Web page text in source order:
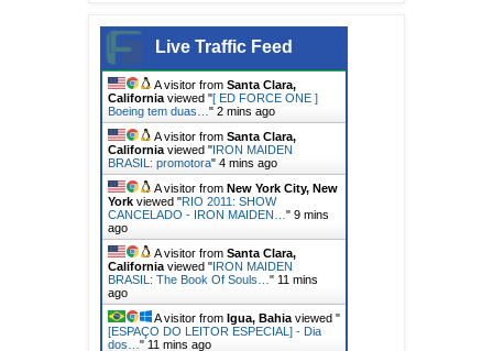
Live Traffic Feed
A visitor from Goiania, Goias
viewed "[ IRON MAIDEN ] - Detalhes
envolvendo a…"
8 secs ago
A visitor from Santa Clara,
California viewed "[ ED FORCE ONE ]
Boeing tem duas…" 2 mins ago
A visitor from Santa Clara,
Californiaviewed "IRON MAIDEN
BRASIL: promotora"4 mins ago
A visitor fromNew York City, New
Yorkviewed "RIO 2011: SHOW
CANCELADO - IRON MAIDEN…"
ago
A visitor fromSanta Clara,
Californiaviewed "IRON MAIDEN
BRASIL: The Book Of Souls…"11 mins
ago